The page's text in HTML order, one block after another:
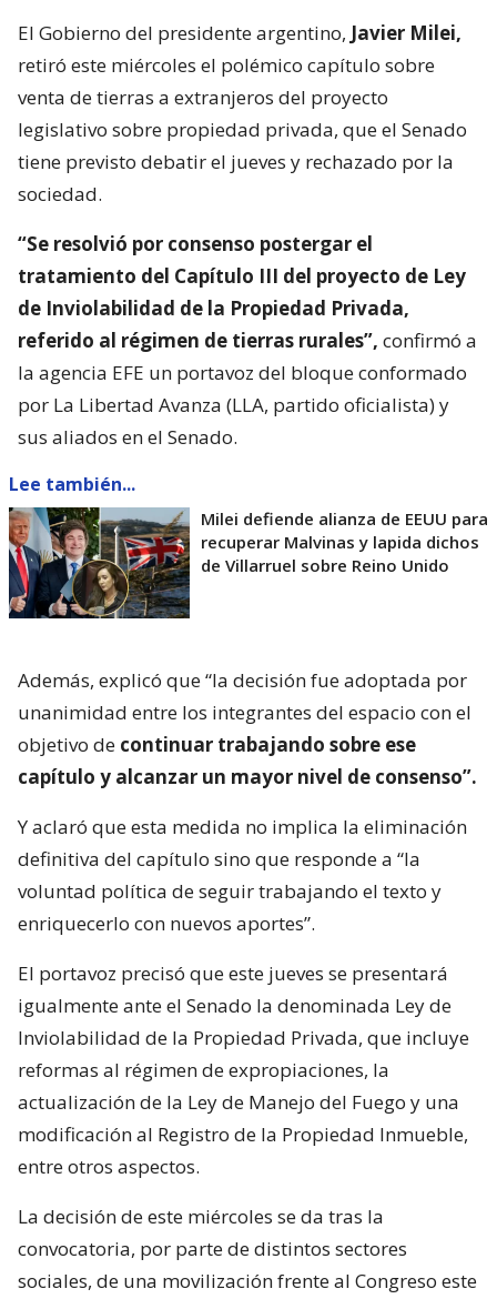
El Gobierno del presidente argentino, Javier Milei,
retiró este miércoles el polémico capítulo sobre
venta de tierras a extranjeros del proyecto
legislativo sobre propiedad privada, que el Senado
tiene previsto debatir el jueves y rechazado por la
sociedad.
“Se resolvió por consenso postergar el
tratamiento del Capítulo III del proyecto de Ley
de Inviolabilidad de la Propiedad Privada,
referido al régimen de tierras rurales”, confirmó a
la agencia EFE un portavoz del bloque conformado
por La Libertad Avanza (LLA, partido oficialista) y
sus aliados en el Senado.
Lee también...
Milei defiende alianza de EEUU para
recuperar Malvinas y lapida dichos
de Villarruel sobre Reino Unido
Además, explicó que “la decisión fue adoptada por
unanimidad entre los integrantes del espacio con el
objetivo de continuar trabajando sobre ese
capítulo y alcanzar un mayor nivel de consenso”.
Y aclaró que esta medida no implica la eliminación
definitiva del capítulo sino que responde a “la
voluntad política de seguir trabajando el texto y
enriquecerlo con nuevos aportes”.
El portavoz precisó que este jueves se presentará
igualmente ante el Senado la denominada Ley de
Inviolabilidad de la Propiedad Privada, que incluye
reformas al régimen de expropiaciones, la
actualización de la Ley de Manejo del Fuego y una
modificación al Registro de la Propiedad Inmueble,
entre otros aspectos.
La decisión de este miércoles se da tras la
convocatoria, por parte de distintos sectores
sociales, de una movilización frente al Congreso este